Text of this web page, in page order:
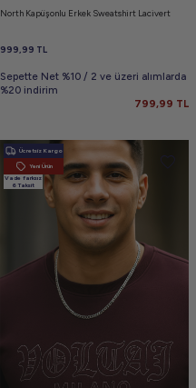
North Kapüşonlu Erkek Sweatshirt Lacivert
999,99 TL
Sepette Net %10 / 2 ve üzeri alımlarda
%20 indirim
799,99 TL
Ücretsiz Kargo
Yeni Ürün
Vade farksız
6 Taksit